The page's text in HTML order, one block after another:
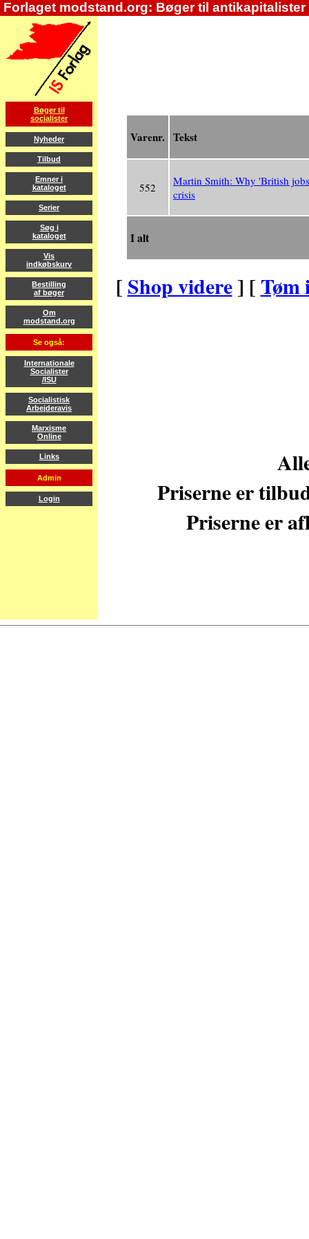
Forlaget modstand.org: Bøger til antikapitalister
Bøger til
socialister
Nyheder
Tilbud
Emner i
kataloget
Serier
Søg i
kataloget
Vis
indkøbskurv
Bestilling
af bøger
Om
modstand.org
Se også:
Internationale
Socialister
/ISU
Socialistisk
Arbejderavis
Marxisme
Online
Links
Admin
Login
Varenr. Tekst
552
Martin Smith: Why 'British
crisis
I alt
[ Shop videre] [ Tøm
Priserne er
Priserne er